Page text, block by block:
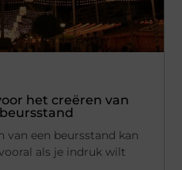
het creëren van
van een beursstand kan
als je indruk wilt